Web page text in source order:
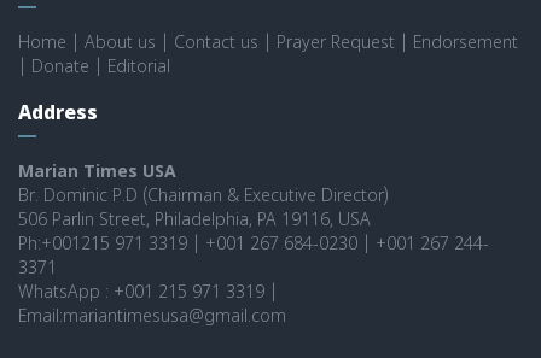
Home About us Contact us Prayer Request
Endorsement
Donate Editorial
Address
Marian Times USA
Br. Dominic P.D (Chairman & Executive Director)
506 Parlin Street, Philadelphia, PA 19116, USA
Ph:+001215 971 3319 | +001 267 684-0230 | +001 267 244-
3371
WhatsApp : +001 215 971 3319 |
Email:mariantimesusa@gmail.com